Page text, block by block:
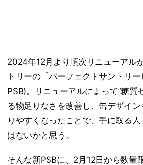
2024年12月より順次リニューアル
トリーの「パーフェクトサントリー
PSB)。リニューアルによって“糖質
る物足りなさを改善し、缶デザイ
りやすくなったことで、手に取る
はないかと思う。
そんな新PSBに、2月12日から数量